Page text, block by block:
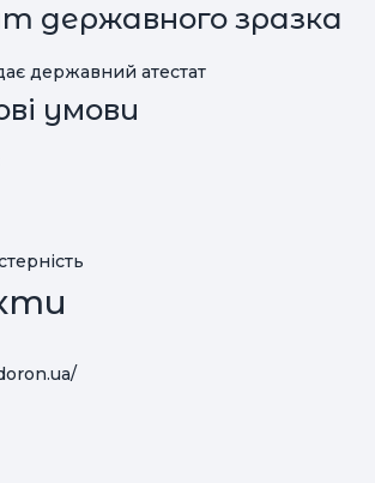
державного зразка
державний атестат
умови